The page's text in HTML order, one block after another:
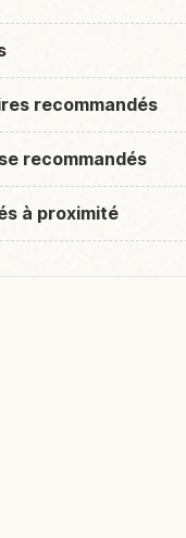
recommandés
recommandés
à proximité